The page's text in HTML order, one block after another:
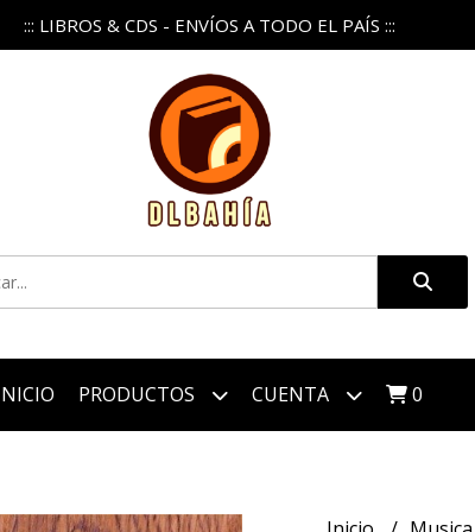
::: LIBROS & CDS - ENVÍOS A TODO EL PAÍS :::
PRODUCTOS CUENTA 0